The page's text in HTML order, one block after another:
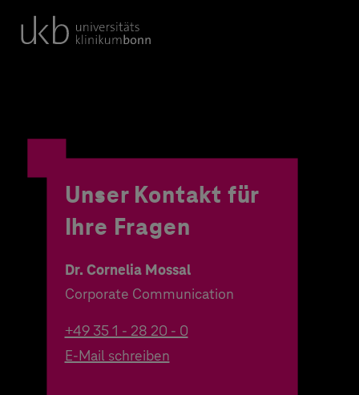
Unser Kontakt für
Ihre Fragen
Dr. Cornelia Mossal
Corporate Communication
+49 35 1 - 28 20 - 0
E-Mail schreiben